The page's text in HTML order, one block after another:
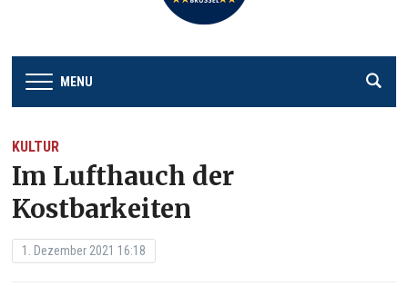
MENU
KULTUR
Im Lufthauch der
Kostbarkeiten
1. Dezember 2021 16:18